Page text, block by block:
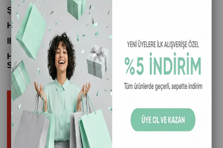
Şube Kodu
615
Hesap No
17959
IBAN
TR02 0004 6013 2188 8000 0179 59
Hesap
Sahibi
DERİN MAVİ TUR. TİC. GIDA TARIM İTH. VE
İHR. LTD. ŞTİ.